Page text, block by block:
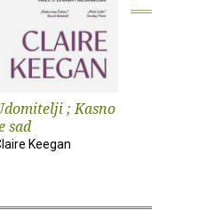
; Kasno
sad
Keegan